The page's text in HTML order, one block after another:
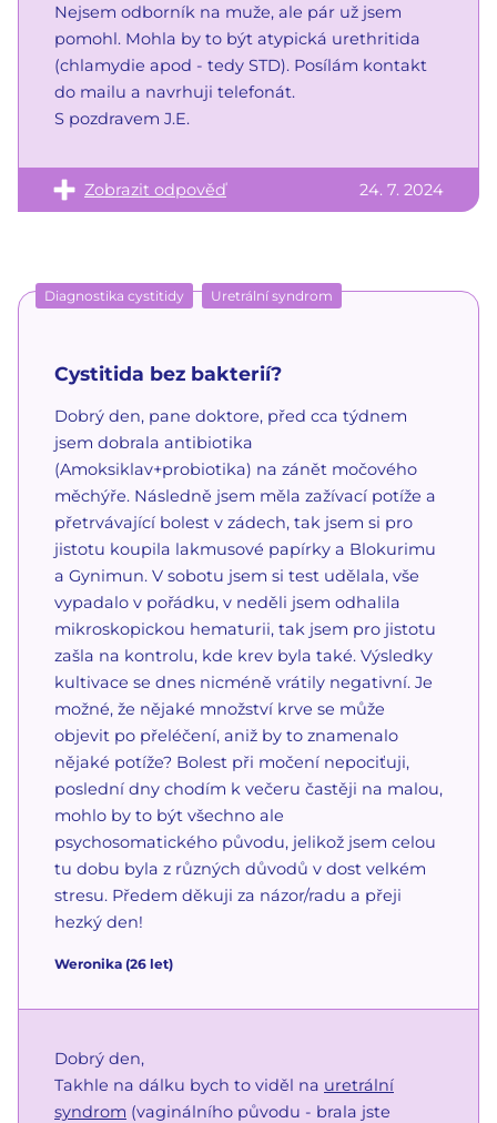
Nejsem odborník na muže, ale pár už jsem
pomohl. Mohla by to být atypická urethritida
(chlamydie apod - tedy STD). Posílám kontakt
do mailu a navrhuji telefonát.
S pozdravem J.E.
Zobrazit odpověď 24. 7. 2024
Diagnostika cystitidy Uretrální syndrom
Cystitida bez bakterií?
Dobrý den, pane doktore, před cca týdnem
jsem dobrala antibiotika
(Amoksiklav+probiotika) na zánět močového
měchýře. Následně jsem měla zažívací potíže a
přetrvávající bolest v zádech, tak jsem si pro
jistotu koupila lakmusové papírky a Blokurimu
a Gynimun. V sobotu jsem si test udělala, vše
vypadalo v pořádku, v neděli jsem odhalila
mikroskopickou hematurii, tak jsem pro jistotu
zašla na kontrolu, kde krev byla také. Výsledky
kultivace se dnes nicméně vrátily negativní. Je
možné, že nějaké množství krve se může
objevit po přeléčení, aniž by to znamenalo
nějaké potíže? Bolest při močení nepociťuji,
poslední dny chodím k večeru častěji na malou,
mohlo by to být všechno ale
psychosomatického původu, jelikož jsem celou
tu dobu byla z různých důvodů v dost velkém
stresu. Předem děkuji za názor/radu a přeji
hezký den!
Weronika (26 let)
Dobrý den,
Takhle na dálku bych to viděl na uretrální
syndrom (vaginálního původu - brala jste